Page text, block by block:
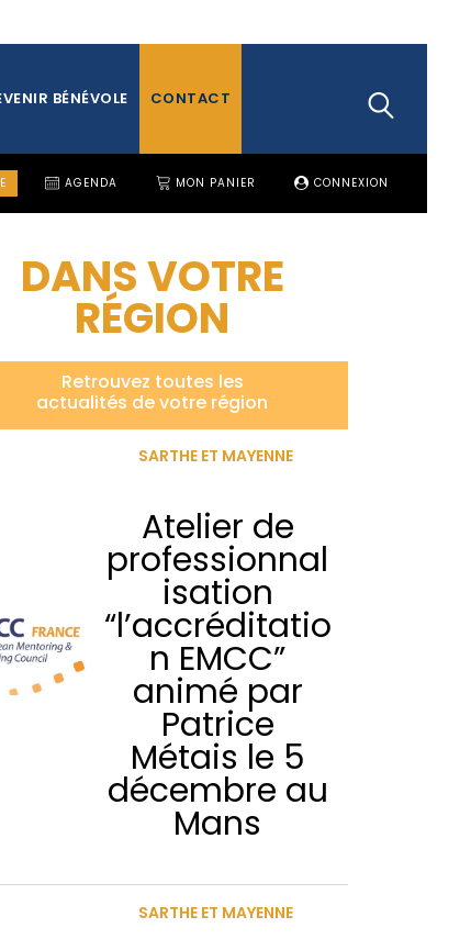
BÉNÉVOLE CONTACT
AGENDA MON PANIER CONNEXION
DANS VOTRE
RÉGION
Retrouvez toutes les
actualités de votre région
SARTHE ET MAYENNE
Atelier de
professionnal
isation
“l’accréditatio
n EMCC”
animé par
Patrice
Métais le 5
décembre au
Mans
SARTHE ET MAYENNE